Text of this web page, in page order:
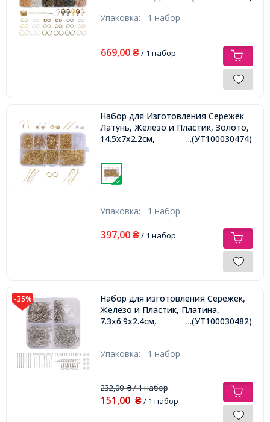
Упаковка: 1 набор
669,00 ₴/ 1 набор
Набор для Изготовления Сережек
Латунь, Железо и Пластик, Золото,
14.5х7х2.2см,
...(УТ100030474)
Упаковка: 1 набор
397,00 ₴/ 1 набор
-35%
Набор для изготовления Сережек,
Железо и Пластик, Платина,
7.3х6.9х2.4см,
...(УТ100030482)
Упаковка: 1 набор
232,00₴/ 1 набор
151,00 ₴/ 1 набор